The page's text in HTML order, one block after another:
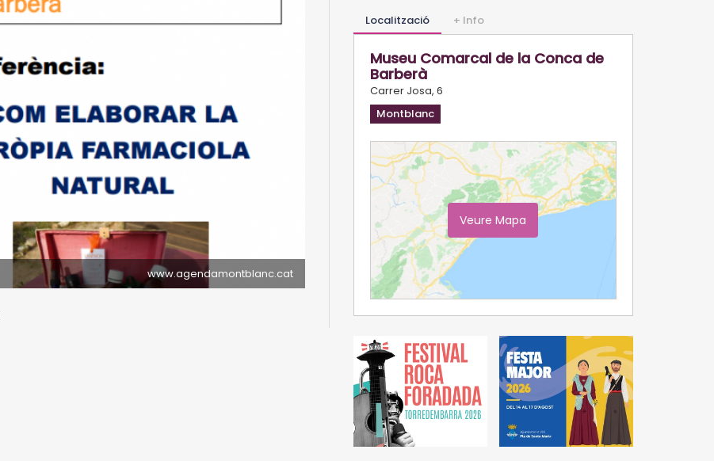
www.agendamontblanc.cat
Localització + Info
Museu Comarcal de la Conca de
Barberà
Carrer Josa, 6
Montblanc
Veure Mapa